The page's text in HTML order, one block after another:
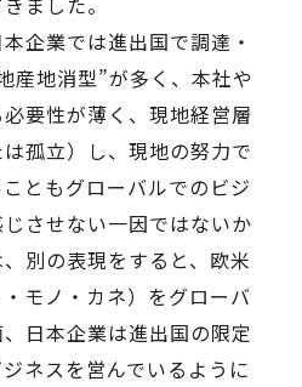
EN
企業では進出国で調達・
産地消型”が多く、本社や
要性が薄く、現地経営層
孤立）し、現地の努力で
ともグローバルでのビジ
させない一因ではないか
別の表現をすると、欧米
モノ・カネ）をグローバ
日本企業は進出国の限定
ネスを営んでいるように